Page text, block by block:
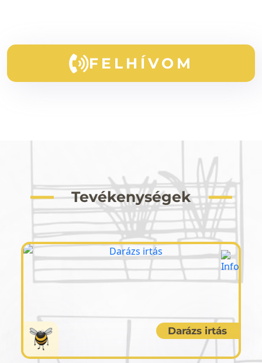
FELHÍVOM
Tevékenységek
Darázs irtás